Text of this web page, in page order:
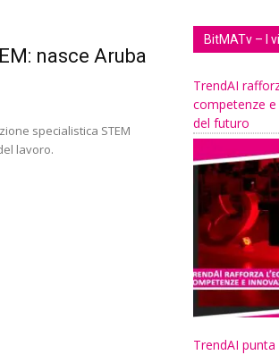
nasce Aruba
specialistica STEM
lavoro.
BitMATv – I
TrendAI
competenze
del futuro
TrendAI